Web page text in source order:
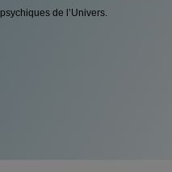
psychiques de l’Univers.